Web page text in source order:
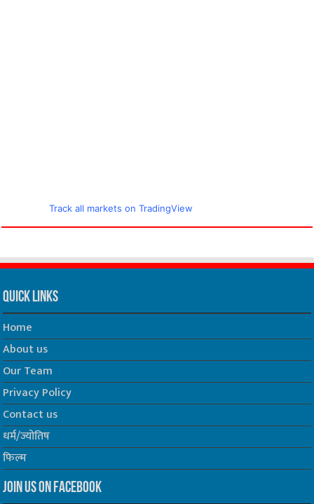
Track all markets on TradingView
Quick Links
Home
About us
Our Team
Privacy Policy
Contact us
धर्म/ज्योतिष
फिल्म
Join us on Facebook